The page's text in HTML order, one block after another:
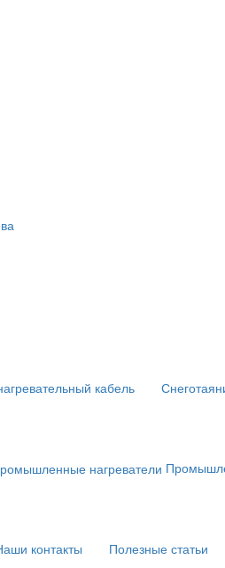
кабель
контакты Полезные статьи